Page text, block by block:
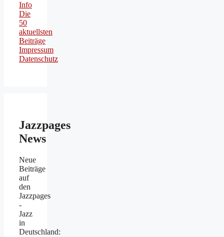
Info
Die
50
aktuellsten
Beiträge
Impressum
Datenschutz
Jazzpages
News
Neue
Beiträge
auf
den
Jazzpages
-
Jazz
in
Deutschland: